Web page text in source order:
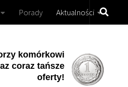
Porady Aktualności
komórkowi
coraz tańsze
oferty!